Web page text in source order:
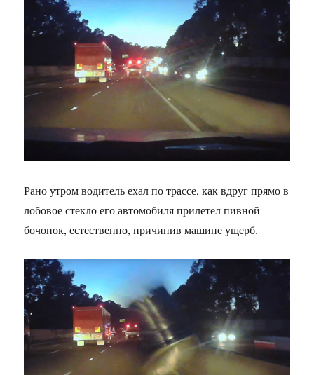
Рано утром водитель ехал по трассе, как вдруг прямо в
лобовое стекло его автомобиля прилетел пивной
бочонок, естественно, причинив машине ущерб.